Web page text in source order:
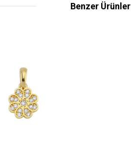
Benzer Ürünler